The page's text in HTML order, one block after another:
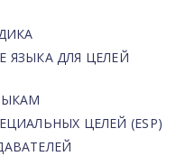
ЯЗЫКА ДЛЯ ЦЕЛЕЙ
ЦЕЛЕЙ (ESP)